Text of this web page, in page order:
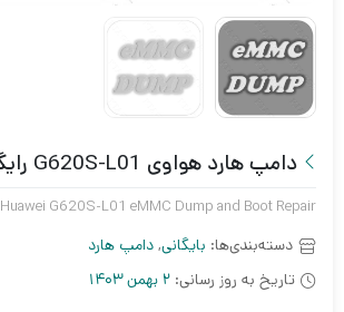
دامپ هارد هواوی G620S-L01 رایگان
Huawei G620S-L01 eMMC Dump and Boot Repair
دسته‌بندی‌ها: بایگانی, دامپ هارد
تاریخ به روز رسانی: 2 بهمن 1403